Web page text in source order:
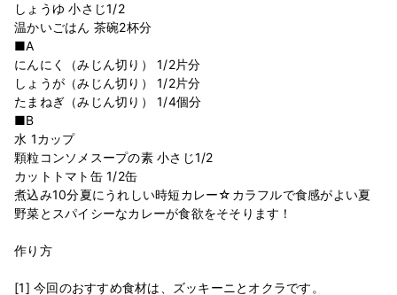
しょうゆ 小さじ1/2
温かいごはん 茶碗2杯分
■A
にんにく（みじん切り） 1/2片分
しょうが（みじん切り） 1/2片分
たまねぎ（みじん切り） 1/4個分
■B
水 1カップ
顆粒コンソメスープの素 小さじ1/2
カットトマト缶 1/2缶
煮込み10分夏にうれしい時短カレー☆カラフルで食感がよい夏
野菜とスパイシーなカレーが食欲をそそります！
作り方
[1] 今回のおすすめ食材は、ズッキーニとオクラです。